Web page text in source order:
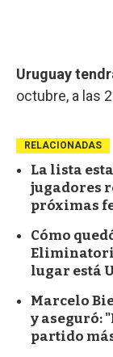
Uruguay
octubre, a las
RELACIONADAS
La lista
jugadores
próximas
Cómo
lugar está
Marcelo
y aseguró:
partido